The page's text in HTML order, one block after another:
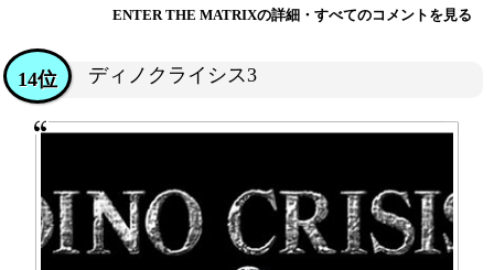
ENTER THE MATRIXの詳細・すべてのコメントを見る
ディノクライシス3
14位